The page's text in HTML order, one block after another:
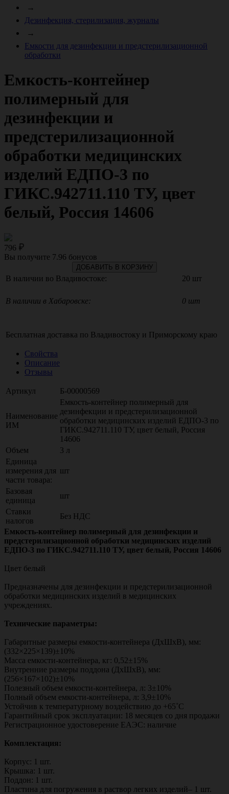
→
Дезинфекция, стерилизация, журналы
→
Емкости для дезинфекции и предстерилизационной
обработки
Емкость-контейнер
полимерный для
дезинфекции и
предстерилизационной
обработки медицинских
изделий ЕДПО-3 по
ГИКС.942711.110 ТУ, цвет
белый, Россия 14606
796
Вы получите 7.96 бонусов
ДОБАВИТЬ В КОРЗИНУ
В наличии во Владивостоке: 20 шт
В наличии в Хабаровске: 0 шт
Бесплатная доставка по Владивостоку и Приморскому краю
Свойства
Описание
Отзывы
Артикул Б-00000569
Наименование
ИМ
Емкость-контейнер полимерный для
дезинфекции и предстерилизационной
обработки медицинских изделий ЕДПО-3 по
ГИКС.942711.110 ТУ, цвет белый, Россия
14606
Объем
3 л
Единица
измерения для
части товара:
шт
Базовая
единица
шт
Ставки
налогов
Без НДС
Емкость-контейнер полимерный для дезинфекции и
предстерилизационной обработки медицинских изделий
ЕДПО-3 по ГИКС.942711.110 ТУ, цвет белый, Россия 14606
Цвет белый
Предназначены для дезинфекции и предстерилизационной
обработки медицинских изделий в медицинских
учреждениях.
Технические параметры:
Габаритные размеры емкости-контейнера (ДхШхВ), мм:
(332×225×139)±10%
Масса емкости-контейнера, кг: 0,52±15%
Внутренние размеры поддона (ДхШхВ), мм:
(256×167×102)±10%
Полезный объем емкости-контейнера, л: 3±10%
Полный объем емкости-контейнера, л: 3,9±10%
Устойчив к температурному воздействию до +65˚С
Гарантийный срок эксплуатации: 18 месяцев со дня продажи
Регистрационное удостоверение ЕАЭС: наличие
Комплектация:
Корпус: 1 шт.
Крышка: 1 шт.
Поддон: 1 шт.
Пластина для погружения в раствор легких изделий– 1 шт.